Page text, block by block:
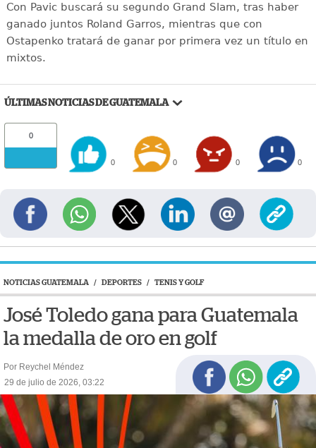
Con Pavic buscará su segundo Grand Slam, tras haber
ganado juntos Roland Garros, mientras que con
Ostapenko tratará de ganar por primera vez un título en
mixtos.
ÚLTIMAS NOTICIAS DE GUATEMALA
0
0 0 0 0
NOTICIAS GUATEMALA / DEPORTES / TENIS Y GOLF
José Toledo gana para Guatemala
la medalla de oro en golf
Por Reychel Méndez
29 de julio de 2026, 03:22